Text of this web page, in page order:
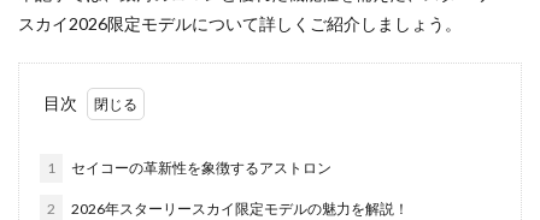
スカイ2026限定モデルについて詳しくご紹介しましょう。
目次
1 セイコーの革新性を象徴するアストロン
2 2026年スターリースカイ限定モデルの魅力を解説！